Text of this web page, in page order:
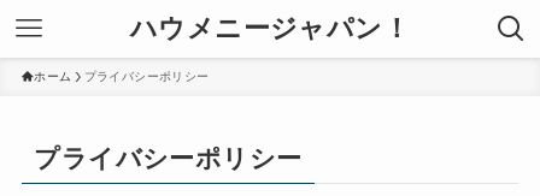
ハウメニージャパン！
ホーム プライバシーポリシー
プライバシーポリシー